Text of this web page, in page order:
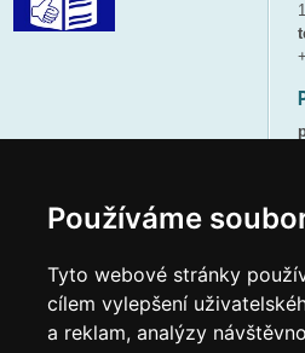
Používáme
Tyto webové stránky
cílem vylepšení
a reklam, analýzy